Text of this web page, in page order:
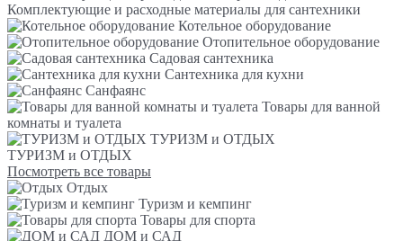
Комплектующие и расходные материалы для сантехники
Котельное оборудование
Отопительное оборудование
Садовая сантехника
Сантехника для кухни
Санфаянс
Товары для ванной
комнаты и туалета
ТУРИЗМ и ОТДЫХ
ТУРИЗМ и ОТДЫХ
Посмотреть все товары
Отдых
Туризм и кемпинг
Товары для спорта
ДОМ и САД